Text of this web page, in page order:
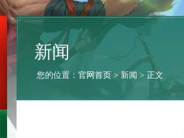
新闻
您的位置： 官网首页 > 新闻 > 正文